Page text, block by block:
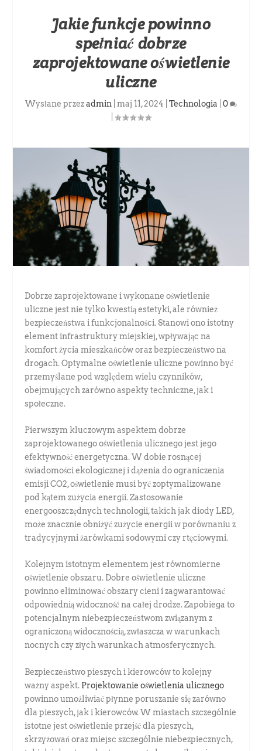
Jakie funkcje powinno
spełniać dobrze
zaprojektowane oświetlenie
uliczne
Wysłane przezadmin maj 11, 2024 Technologia
0
Dobrze zaprojektowane i wykonane oświetlenie
uliczne jest nie tylko kwestią estetyki, ale również
bezpieczeństwa i funkcjonalności. Stanowi ono istotny
element infrastruktury miejskiej, wpływając na
komfort życia mieszkańców oraz bezpieczeństwo na
drogach. Optymalne oświetlenie uliczne powinno być
przemyślane pod względem wielu czynników,
obejmujących zarówno aspekty techniczne, jak i
społeczne.
Pierwszym kluczowym aspektem dobrze
zaprojektowanego oświetlenia ulicznego jest jego
efektywność energetyczna. W dobie rosnącej
świadomości ekologicznej i dążenia do ograniczenia
emisji CO2, oświetlenie musi być zoptymalizowane
pod kątem zużycia energii. Zastosowanie
energooszczędnych technologii, takich jak diody LED,
może znacznie obniżyć zużycie energii w porównaniu z
tradycyjnymi żarówkami sodowymi czy rtęciowymi.
Kolejnym istotnym elementem jest równomierne
oświetlenie obszaru. Dobre oświetlenie uliczne
powinno eliminować obszary cieni i zagwarantować
odpowiednią widoczność na całej drodze. Zapobiega to
potencjalnym niebezpieczeństwom związanym z
ograniczoną widocznością, zwłaszcza w warunkach
nocnych czy złych warunkach atmosferycznych.
Bezpieczeństwo pieszych i kierowców to kolejny
ważny aspekt. Projektowanie oświetlenia ulicznego
powinno umożliwiać płynne poruszanie się zarówno
dla pieszych, jak i kierowców. W miastach szczególnie
istotne jest oświetlenie przejść dla pieszych,
skrzyżowań oraz miejsc szczególnie niebezpiecznych,